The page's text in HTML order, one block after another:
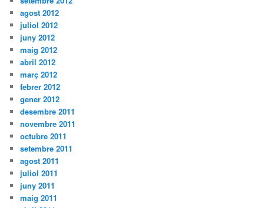
agost 2012
juliol 2012
juny 2012
maig 2012
abril 2012
març 2012
febrer 2012
gener 2012
desembre 2011
novembre 2011
octubre 2011
setembre 2011
agost 2011
juliol 2011
juny 2011
maig 2011